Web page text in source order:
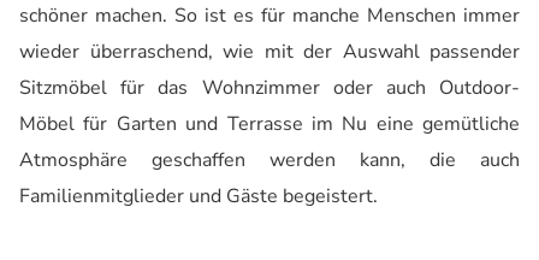
schöner machen. So ist es für manche Menschen immer
wieder überraschend, wie mit der Auswahl passender
Sitzmöbel für das Wohnzimmer oder auch Outdoor-
Möbel für Garten und Terrasse im Nu eine gemütliche
Atmosphäre geschaffen werden kann, die auch
Familienmitglieder und Gäste begeistert.